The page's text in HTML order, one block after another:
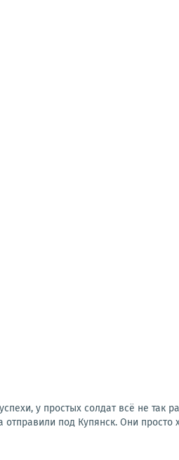
у простых солдат всё не так
под Купянск. Они просто